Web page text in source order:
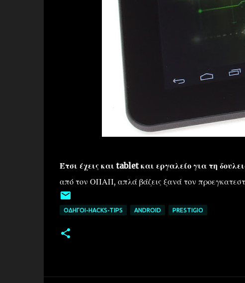
Έτσι έχεις και tablet και εργαλείο για τη
από τον ΟΠΑΠ, απλά βάζεις ξανά τον
ΟΔΗΓΟΊ-HACKS-TIPS ANDROID PRESTIGIO